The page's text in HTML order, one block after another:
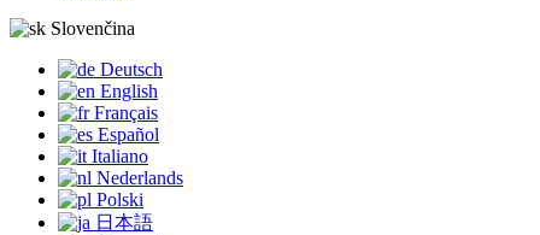
Slovenčina
Deutsch
English
Français
Español
Italiano
Nederlands
Polski
日本語